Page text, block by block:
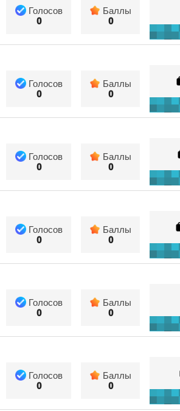
Голосов
0
Баллы
0
Голосов
0
Баллы
0
Голосов
0
Баллы
0
Голосов
0
Баллы
0
Голосов
0
Баллы
0
Голосов
0
Баллы
0